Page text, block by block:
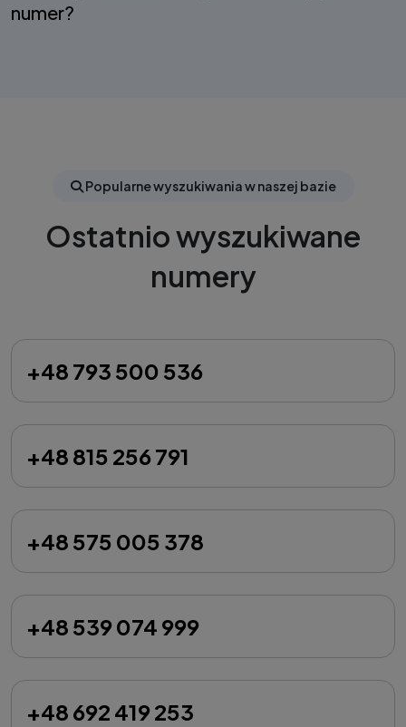
numer?
Popularne wyszukiwania w naszej bazie
Ostatnio wyszukiwane
numery
+48 793 500 536
+48 815 256 791
+48 575 005 378
+48 539 074 999
+48 692 419 253